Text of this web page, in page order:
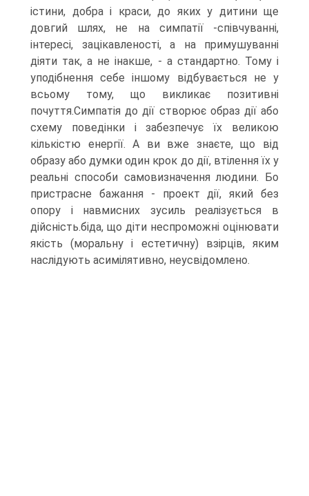
істини, добра і краси, до яких у дитини ще
довгий шлях, не на симпатії -співчуванні,
інтересі, зацікавленості, а на примушуванні
діяти так, а не інакше, - а стандартно. Тому і
уподібнення себе іншому відбувається не у
всьому тому, що викликає позитивні
почуття.Симпатія до дії створює образ дії або
схему поведінки і забезпечує їх великою
кількістю енергії. А ви вже знаєте, що від
образу або думки один крок до дії, втілення їх у
реальні способи самовизначення людини. Бо
пристрасне бажання - проект дії, який без
опору і навмисних зусиль реалізується в
дійсність.біда, що діти неспроможні оцінювати
якість (моральну і естетичну) взірців, яким
наслідують асимілятивно, неусвідомлено.